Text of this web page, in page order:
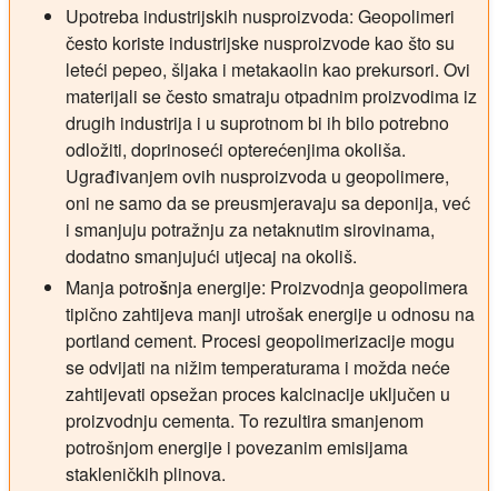
Upotreba industrijskih nusproizvoda: Geopolimeri
često koriste industrijske nusproizvode kao što su
leteći pepeo, šljaka i metakaolin kao prekursori. Ovi
materijali se često smatraju otpadnim proizvodima iz
drugih industrija i u suprotnom bi ih bilo potrebno
odložiti, doprinoseći opterećenjima okoliša.
Ugrađivanjem ovih nusproizvoda u geopolimere,
oni ne samo da se preusmjeravaju sa deponija, već
i smanjuju potražnju za netaknutim sirovinama,
dodatno smanjujući utjecaj na okoliš.
Manja potrošnja energije: Proizvodnja geopolimera
tipično zahtijeva manji utrošak energije u odnosu na
portland cement. Procesi geopolimerizacije mogu
se odvijati na nižim temperaturama i možda neće
zahtijevati opsežan proces kalcinacije uključen u
proizvodnju cementa. To rezultira smanjenom
potrošnjom energije i povezanim emisijama
stakleničkih plinova.